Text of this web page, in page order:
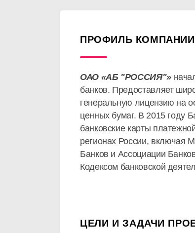
ПРОФИЛЬ КОМПАНИИ
ОАО «АБ "РОССИЯ"»
банков. Предоставляет
генеральную лицензию на
ценных бумаг. В 2015 году
банковские карты
регионах России, включая
Банков и Ассоциации
Кодексом банковской
ЦЕЛИ И ЗАДАЧИ